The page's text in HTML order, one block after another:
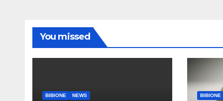
You missed
BIBIONE NEWS BIBIONE